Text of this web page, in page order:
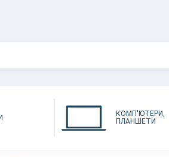
КОМП'ЮТЕРИ,
ПЛАНШЕТИ